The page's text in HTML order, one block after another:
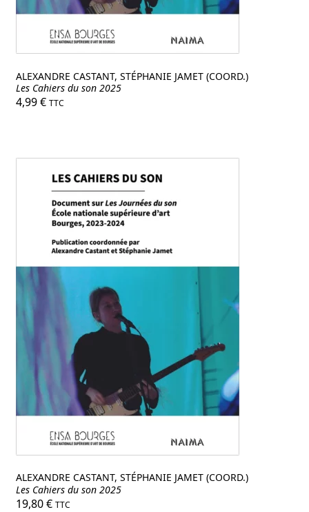
ALEXANDRE CASTANT, STÉPHANIE JAMET (COORD.)
Les Cahiers du son 2025
4,99€ TTC
ALEXANDRE CASTANT, STÉPHANIE JAMET (COORD.)
Les Cahiers du son 2025
19,80€ TTC